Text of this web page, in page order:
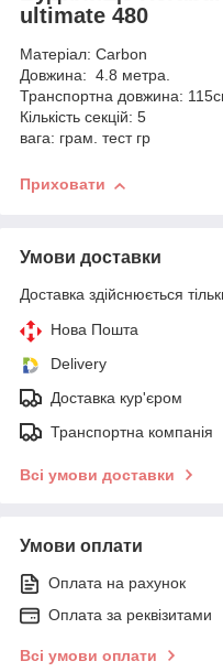
ultimate 480
Матеріал: Carbon
Довжина: 4.8 метра.
Транспортна довжина:
Кількість секцій: 5
вага: грам. тест гр
Приховати
Умови доставки
Доставка здійснюється
Нова Пошта
Delivery
Доставка кур'єром
Транспортна компанія
Всі умови доставки
Умови оплати
Оплата на рахунок
Оплата за реквізитами
Всі умови оплати